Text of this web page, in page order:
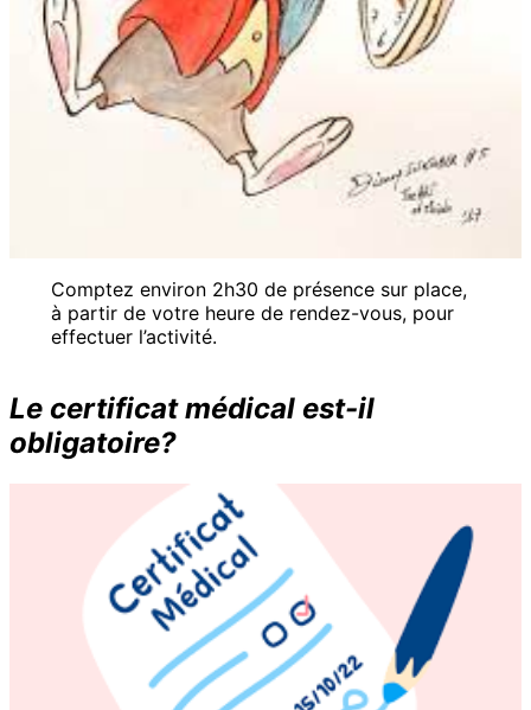
Comptez environ 2h30 de présence sur place,
à partir de votre heure de rendez-vous, pour
effectuer l’activité.
Le certificat médical est-il
obligatoire?